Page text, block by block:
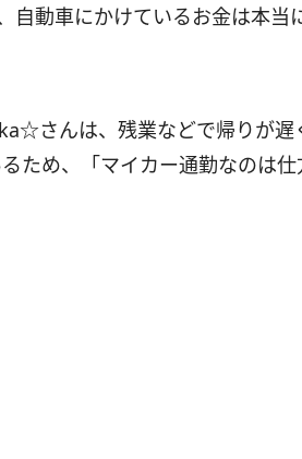
自動車にかけているお金は本
さんは、残業などで帰りが遅
ため、「マイカー通勤なのは